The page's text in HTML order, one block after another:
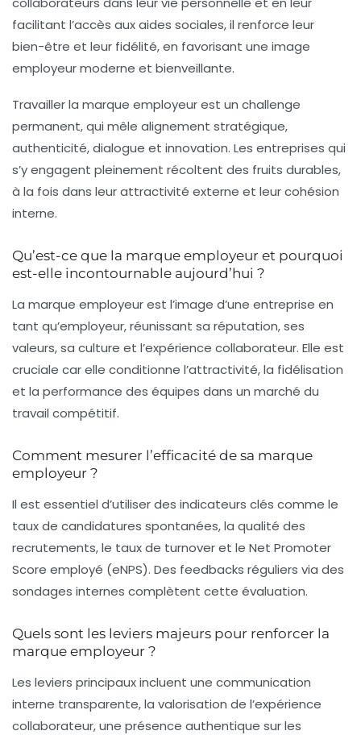
facilitant l’accès aux aides sociales, il renforce leur
bien-être et leur fidélité, en favorisant une image
employeur moderne et bienveillante.
Travailler la marque employeur est un challenge
permanent, qui mêle alignement stratégique,
authenticité, dialogue et innovation. Les entreprises qui
s’y engagent pleinement récoltent des fruits durables,
à la fois dans leur attractivité externe et leur cohésion
interne.
Qu’est-ce que la marque employeur et pourquoi
est-elle incontournable aujourd’hui ?
La marque employeur est l’image d’une entreprise en
tant qu’employeur, réunissant sa réputation, ses
valeurs, sa culture et l’expérience collaborateur. Elle est
cruciale car elle conditionne l’attractivité, la fidélisation
et la performance des équipes dans un marché du
travail compétitif.
Comment mesurer l’efficacité de sa marque
employeur ?
Il est essentiel d’utiliser des indicateurs clés comme le
taux de candidatures spontanées, la qualité des
recrutements, le taux de turnover et le Net Promoter
Score employé (eNPS). Des feedbacks réguliers via des
sondages internes complètent cette évaluation.
Quels sont les leviers majeurs pour renforcer la
marque employeur ?
Les leviers principaux incluent une communication
interne transparente, la valorisation de l’expérience
collaborateur, une présence authentique sur les